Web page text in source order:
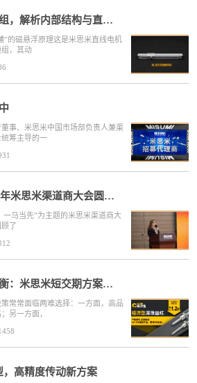
拆解米思米直线电机模组，解析内部结构与直驱设计逻辑
”的磁悬浮原理这是米思米直线电机
，其动
事、米思米中国市场部负责人兼渠
筹主导的一
始于利，成于道：2026年米思米渠道商大会圆满落幕
一马当先”为主题的米思米渠道商大
了
滚珠丝杠价格与品质平衡：米思米短交期方案的价值
常常面临两难选择：一方面，高品
另一方面，
高精度传动新方案